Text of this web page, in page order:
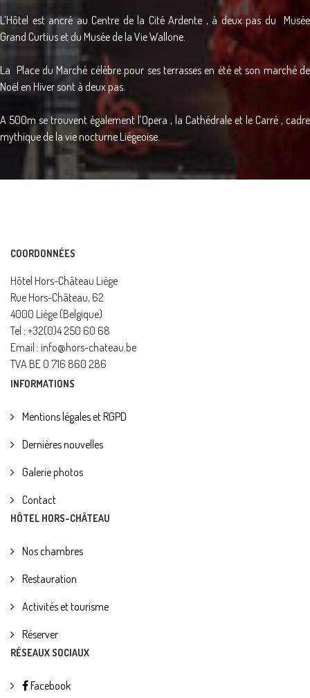
L’Hôtel est ancré au Centre de la Cité Ardente , à deux pas du Musée
Grand Curtius et du Musée de la Vie Wallone.
La Place du Marché célèbre pour ses terrasses en été et son marché de
Noël en Hiver sont à deux pas.
A 500m se trouvent également l’Opera , la Cathédrale et le Carré , cadre
mythique de la vie nocturne Liégeoise.
COORDONNÉES
Hôtel Hors-Château Liège
Rue Hors-Château, 62
4000 Liège (Belgique)
Tel : +32(0)4 250 60 68
Email : info@hors-chateau.be
TVA BE 0 716 860 286
INFORMATIONS
Mentions légales et RGPD
Dernières nouvelles
Galerie photos
Contact
HÔTEL HORS-CHÂTEAU
Nos chambres
Restauration
Activités et tourisme
Réserver
RÉSEAUX SOCIAUX
Facebook